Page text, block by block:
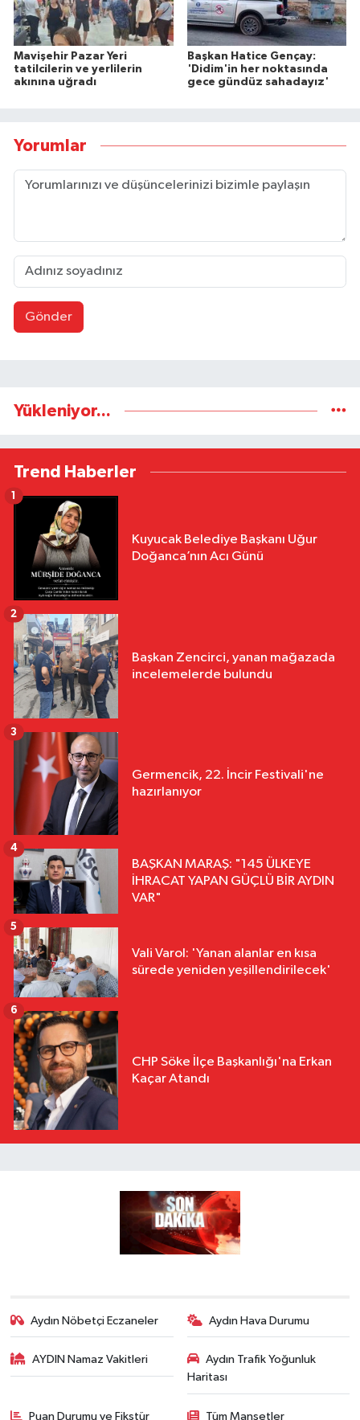
Mavişehir Pazar Yeri
tatilcilerin ve yerlilerin
akınına uğradı
Başkan Hatice Gençay:
'Didim'in her noktasında
gece gündüz sahadayız'
Yorumlar
Gönder
Yükleniyor...
Trend Haberler
Kuyucak Belediye Başkanı Uğur
Doğanca’nın Acı Günü
1
Başkan Zencirci, yanan mağazada
incelemelerde bulundu
2
Germencik, 22. İncir Festivali'ne
hazırlanıyor
3
BAŞKAN MARAŞ: "145 ÜLKEYE
İHRACAT YAPAN GÜÇLÜ BİR AYDIN
VAR"
4
Vali Varol: 'Yanan alanlar en kısa
sürede yeniden yeşillendirilecek'
5
CHP Söke İlçe Başkanlığı'na Erkan
Kaçar Atandı
6
Aydın Nöbetçi Eczaneler Aydın Hava Durumu
AYDIN Namaz Vakitleri
Aydın Trafik Yoğunluk
Haritası
Puan Durumu ve Fikstür Tüm Manşetler